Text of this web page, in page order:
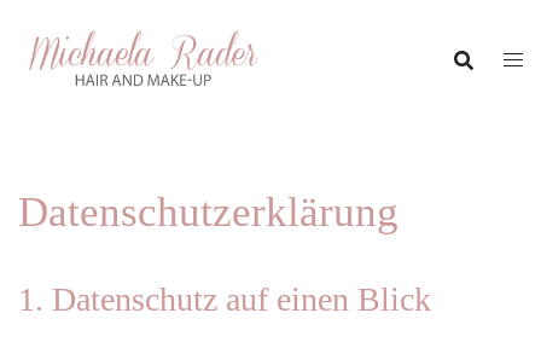
Inhalt
springen
Datenschutzerklärung
1. Datenschutz auf einen Blick